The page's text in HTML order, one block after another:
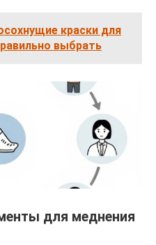
краски для
выбрать
для меднения